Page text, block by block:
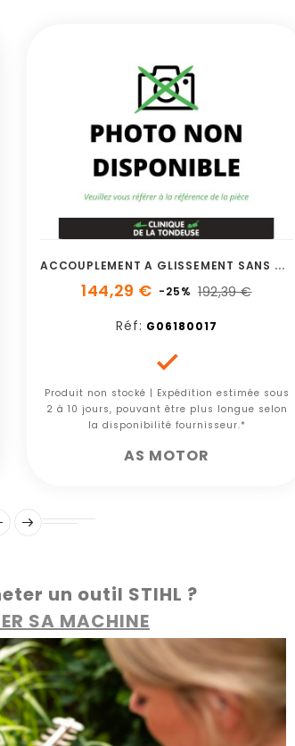
A
CCOUPLEMENT A GLISSEMENT SANS COUTEAU
144,29 € -25% 192,39 €
Réf: G06180017

Produit non stocké | Expédition estimée sous
2 à 10 jours, pouvant être plus longue selon
la disponibilité fournisseur.*
AS MOTOR
un outil STIHL ?
SA MACHINE